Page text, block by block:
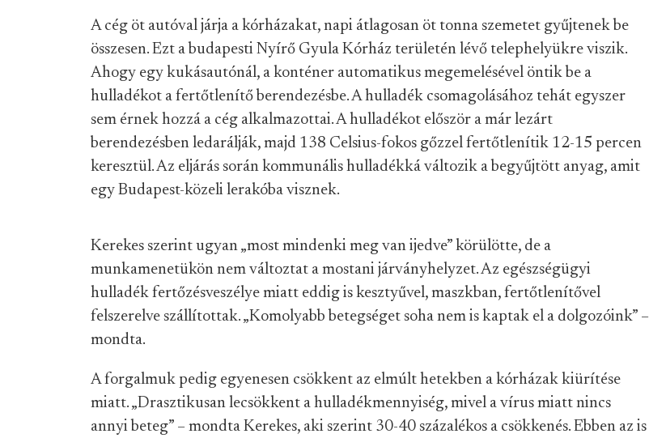
A cég öt autóval járja a kórházakat, napi átlagosan öt tonna szemetet gyűjtenek be
összesen. Ezt a budapesti Nyírő Gyula Kórház területén lévő telephelyükre viszik.
Ahogy egy kukásautónál, a konténer automatikus megemelésével öntik be a
hulladékot a fertőtlenítő berendezésbe. A hulladék csomagolásához tehát egyszer
sem érnek hozzá a cég alkalmazottai. A hulladékot először a már lezárt
berendezésben ledarálják, majd 138 Celsius-fokos gőzzel fertőtlenítik 12-15 percen
keresztül. Az eljárás során kommunális hulladékká változik a begyűjtött anyag, amit
egy Budapest-közeli lerakóba visznek.
Kerekes szerint ugyan „most mindenki meg van ijedve” körülötte, de a
munkamenetükön nem változtat a mostani járványhelyzet. Az egészségügyi
hulladék fertőzésveszélye miatt eddig is kesztyűvel, maszkban, fertőtlenítővel
felszerelve szállítottak. „Komolyabb betegséget soha nem is kaptak el a dolgozóink” –
mondta.
A forgalmuk pedig egyenesen csökkent az elmúlt hetekben a kórházak kiürítése
miatt. „Drasztikusan lecsökkent a hulladékmennyiség, mivel a vírus miatt nincs
annyi beteg” – mondta Kerekes, aki szerint 30-40 százalékos a csökkenés. Ebben az is